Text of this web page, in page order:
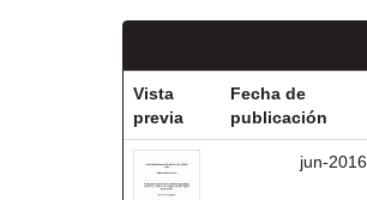
Vista
previa
Fecha de
publicación
jun-2016